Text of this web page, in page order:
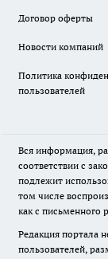
Договор оферты
Новости компаний
Политика
пользователей
Вся информация,
соответствии с
подлежит
том числе
как с письменного
Редакция портала
пользователей,